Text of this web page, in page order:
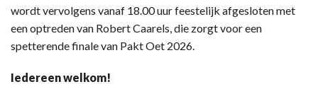
wordt vervolgens vanaf 18.00 uur feestelijk afgesloten met
een optreden van Robert Caarels, die zorgt voor een
spetterende finale van Pakt Oet 2026.
Iedereen welkom!